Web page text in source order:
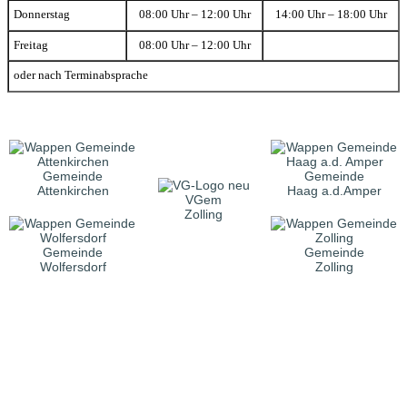
Donnerstag 08:00 Uhr – 12:00 Uhr 14:00 Uhr – 18:00 Uhr
Freitag 08:00 Uhr – 12:00 Uhr
oder nach Terminabsprache
Gemeinde
Attenkirchen
VGem
Zolling
Gemeinde
Haag a.d.Amper
Gemeinde
Wolfersdorf
Gemeinde
Zolling